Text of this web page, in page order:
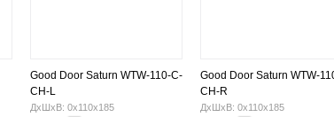
Good Door Saturn WTW-110-C-
CH-L
ДхШхВ: 0х110х185
Good Door Saturn WTW-
CH-R
ДхШхВ: 0х110х185